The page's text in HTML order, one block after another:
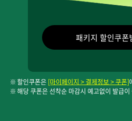
패키지 할인쿠폰
할인쿠폰은 [마이페이지 > 결제정보 > 쿠폰]
해당 쿠폰은 선착순 마감시 예고없이 발급이